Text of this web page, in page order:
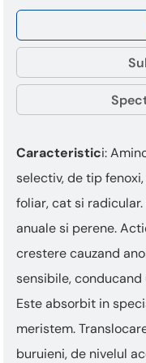
reader
help
navigate
interact
the
content.
Caracteristici:
selectiv, de tip
foliar, cat si
anuale si perene.
crestere cauzand
sensibile,
Este absorbit in
meristem.
buruieni, de nivelul